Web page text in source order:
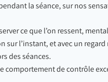
la séance, sur nos
ce que l’on ressent,
sur l’instant, et avec un
des séances.
comportement de contrôle